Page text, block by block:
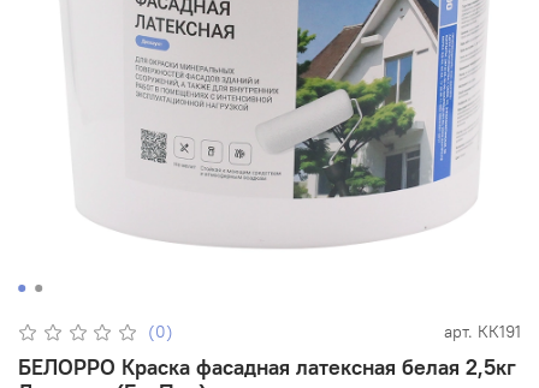
(0) арт. КК191
БЕЛОРРО Краска фасадная латексная белая 2,5кг